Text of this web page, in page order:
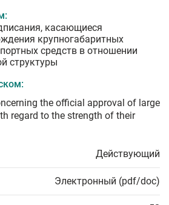
касающиеся
крупногабаритных
средств в отношении
структуры
the official approval of large
regard to the strength of their
Действующий
Электронный (pdf/doc)